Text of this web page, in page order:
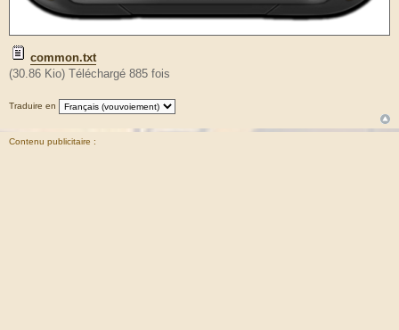
common.txt
(30.86 Kio) Téléchargé 885 fois
Traduire en
Contenu publicitaire :